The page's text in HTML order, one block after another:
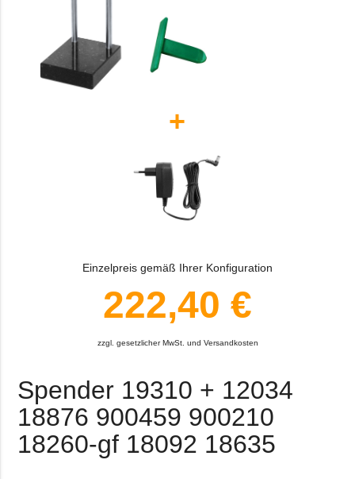
+
Einzelpreis gemäß Ihrer Konfiguration
222,40 €
zzgl. gesetzlicher MwSt. und Versandkosten
Spender 19310 + 12034
18876 900459 900210
18260-gf 18092 18635